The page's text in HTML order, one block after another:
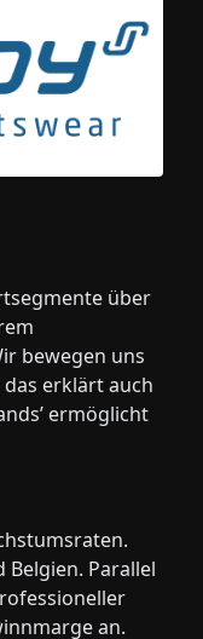
über
bewegen uns
erklärt auch
ermöglicht
Parallel
an.